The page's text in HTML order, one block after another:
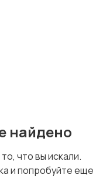
найдено
что вы искали.
и попробуйте еще